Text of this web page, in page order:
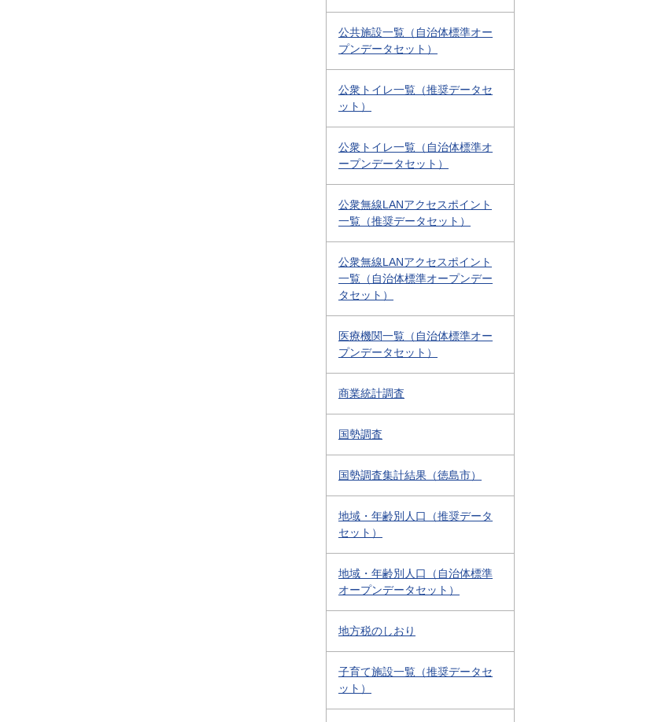
公共施設一覧（自治体標準オー
プンデータセット）
公衆トイレ一覧（推奨データセ
ット）
公衆トイレ一覧（自治体標準オ
ープンデータセット）
公衆無線LANアクセスポイント
一覧（推奨データセット）
公衆無線LANアクセスポイント
一覧（自治体標準オープンデー
タセット）
医療機関一覧（自治体標準オー
プンデータセット）
商業統計調査
国勢調査
国勢調査集計結果（徳島市）
地域・年齢別人口（推奨データ
セット）
地域・年齢別人口（自治体標準
オープンデータセット）
地方税のしおり
子育て施設一覧（推奨データセ
ット）